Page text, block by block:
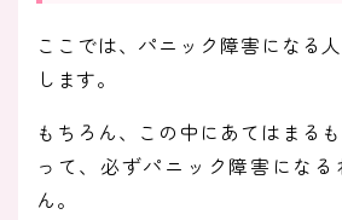
ここでは、パニック障害になる
します。
もちろん、この中にあてはまる
って、必ずパニック障害にな
ん。